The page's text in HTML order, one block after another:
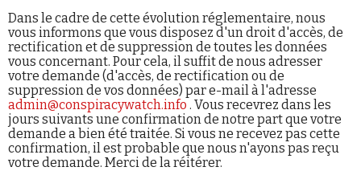
Demander à Vera
Dans le cadre de cette évolution réglementaire, nous
vous informons que vous disposez d'un droit d'accès, de
rectification et de suppression de toutes les données
vous concernant. Pour cela, il suffit de nous adresser
votre demande (d'accès, de rectification ou de
suppression de vos données) par e-mail à l'adresse
admin@conspiracywatch.info . Vous recevrez dans les
jours suivants une confirmation de notre part que votre
demande a bien été traitée. Si vous ne recevez pas cette
confirmation, il est probable que nous n'ayons pas reçu
votre demande. Merci de la réitérer.